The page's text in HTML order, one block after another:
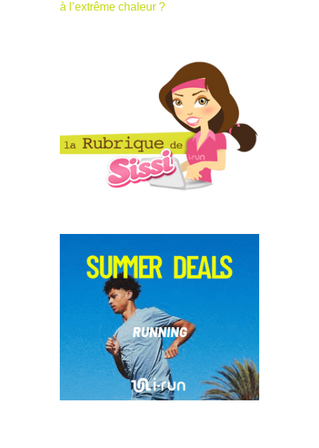
à l’extrême chaleur ?